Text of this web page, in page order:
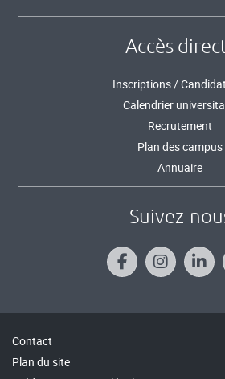
Accès
Inscriptions /
Calendrier
Recrutement
Plan des campus
Annuaire
Suivez-
Contact
Plan du site